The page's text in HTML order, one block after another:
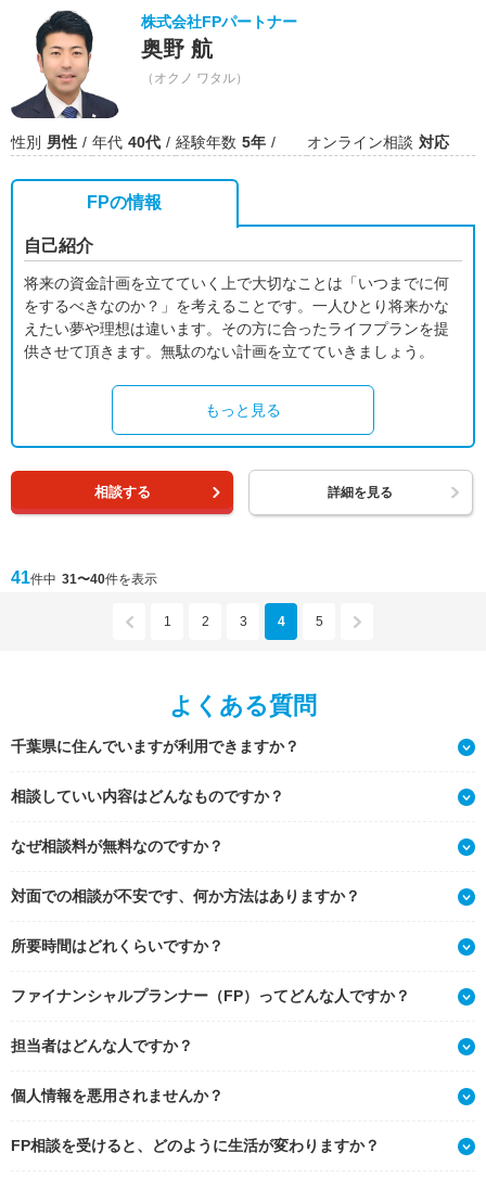
株式会社FPパートナー
奥野 航
（オクノ ワタル）
性別 男性 年代 40代 経験年数 5年 オンライン相談 対応
FPの情報
自己紹介
将来の資金計画を立てていく上で大切なことは「いつまでに何
をするべきなのか？」を考えることです。一人ひとり将来かな
えたい夢や理想は違います。その方に合ったライフプランを提
供させて頂きます。無駄のない計画を立てていきましょう。
もっと見る
相談する 詳細を見る
41件中 31〜40件を表示
1 2 3 4 5
よくある質問
千葉県に住んでいますが利用できますか？
相談していい内容はどんなものですか？
なぜ相談料が無料なのですか？
対面での相談が不安です、何か方法はありますか？
所要時間はどれくらいですか？
ファイナンシャルプランナー（FP）ってどんな人ですか？
担当者はどんな人ですか？
個人情報を悪用されませんか？
FP相談を受けると、どのように生活が変わりますか？